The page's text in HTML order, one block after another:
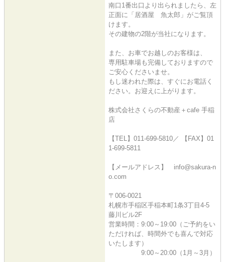
南口1番出口より出られましたら、左
正面に「居酒屋 魚太郎」がご覧頂
けます。
その建物の2階が当社になります。
また、お車でお越しのお客様は、
専用駐車場も完備しておりますので
ご安心くださいませ。
もし迷われた際は、すぐにお電話く
ださい。お迎えに上がります。
株式会社さくらの不動産＋cafe 手稲
店
【TEL】011-699-5810／ 【FAX】01
1-699-5811
【メールアドレス】 info@sakura-n
o.com
〒006-0021
札幌市手稲区手稲本町1条3丁目4-5
藤川ビル2F
営業時間：9:00～19:00（ご予約をい
ただければ、時間外でも喜んで対応
いたします）
9:00～20:00（1月～3月）